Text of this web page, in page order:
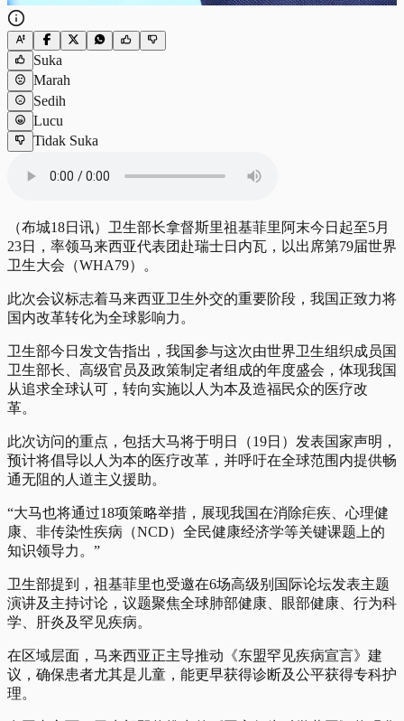
Suka
Marah
Sedih
Lucu
Tidak Suka
（布城18日讯）卫生部长拿督斯里祖基菲里阿末今日起至5月
23日，率领马来西亚代表团赴瑞士日内瓦，以出席第79届世界
卫生大会（WHA79）。
此次会议标志着马来西亚卫生外交的重要阶段，我国正致力将
国内改革转化为全球影响力。
卫生部今日发文告指出，我国参与这次由世界卫生组织成员国
卫生部长、高级官员及政策制定者组成的年度盛会，体现我国
从追求全球认可，转向实施以人为本及造福民众的医疗改
革。
此次访问的重点，包括大马将于明日（19日）发表国家声明，
预计将倡导以人为本的医疗改革，并呼吁在全球范围内提供畅
通无阻的人道主义援助。
“大马也将通过18项策略举措，展现我国在消除疟疾、心理健
康、非传染性疾病（NCD）全民健康经济学等关键课题上的
知识领导力。”
卫生部提到，祖基菲里也受邀在6场高级别国际论坛发表主题
演讲及主持讨论，议题聚焦全球肺部健康、眼部健康、行为科
学、肝炎及罕见疾病。
在区域层面，马来西亚正主导推动《东盟罕见疾病宣言》建
议，确保患者尤其是儿童，能更早获得诊断及公平获得专科护
理。